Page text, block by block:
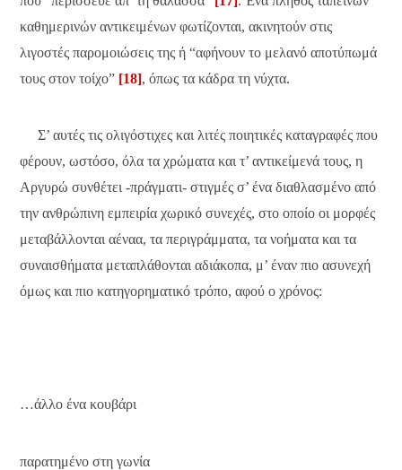
καθημερινών αντικειμένων φωτίζονται, ακινητούν στις
λιγοστές παρομοιώσεις της ή “αφήνουν το μελανό αποτύπωμά
τους στον τοίχο” [18], όπως τα κάδρα τη νύχτα.
Σ’ αυτές τις ολιγόστιχες και λιτές ποιητικές καταγραφές που
φέρουν, ωστόσο, όλα τα χρώματα και τ’ αντικείμενά τους, η
Αργυρώ συνθέτει -πράγματι- στιγμές σ’ ένα διαθλασμένο από
την ανθρώπινη εμπειρία χωρικό συνεχές, στο οποίο οι μορφές
μεταβάλλονται αέναα, τα περιγράμματα, τα νοήματα και τα
συναισθήματα μεταπλάθονται αδιάκοπα, μ’ έναν πιο ασυνεχή
όμως και πιο κατηγορηματικό τρόπο, αφού ο χρόνος:
…άλλο ένα κουβάρι
παρατημένο στη γωνία